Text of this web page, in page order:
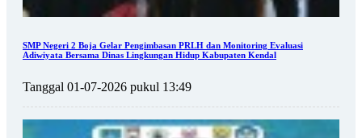
SMP Negeri 2 Boja Gelar Pengimbasan PRLH dan Monitoring Evaluasi
Adiwiyata Bersama Dinas Lingkungan Hidup Kabupaten Kendal
Tanggal 01-07-2026 pukul 13:49